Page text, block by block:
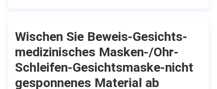
Größe:
17.5 x 9,5 cm für
Erwachsene
Gewicht:
20+20+25g/20+25+25g
Wischen Sie Beweis-Gesichts-
medizinisches Masken-/Ohr-
Schleifen-Gesichtsmaske-nicht
gesponnenes Material ab